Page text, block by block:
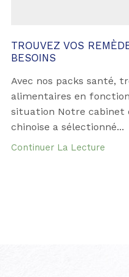
TROUVEZ VOS
BESOINS
Avec nos packs santé,
alimentaires en
situation Notre cabinet
chinoise a sélectionné...
Continuer La Lecture